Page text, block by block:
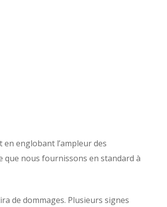
englobant l’ampleur des
que nous fournissons en standard à
de dommages. Plusieurs signes